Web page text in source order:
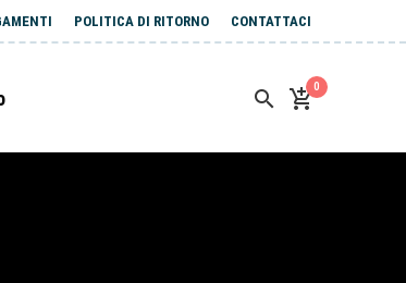
POLITICA DI RITORNO CONTATTACI
0